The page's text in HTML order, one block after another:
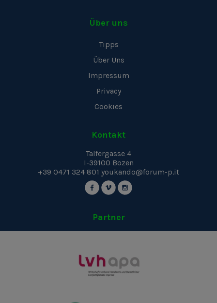
Über uns
Tipps
Über Uns
Impressum
Privacy
Cookies
Kontakt
Talfergasse 4
I-39100 Bozen
+39 0471 324 801 youkando@forum-p.it
Partner